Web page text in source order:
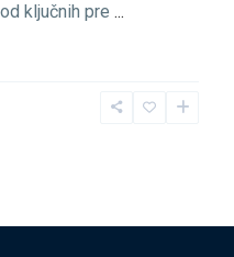
ključnih pre ...